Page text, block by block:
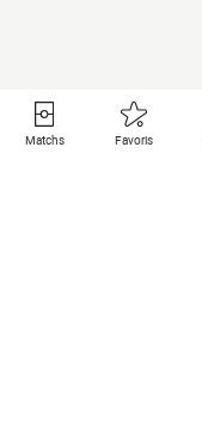
Matchs Favoris